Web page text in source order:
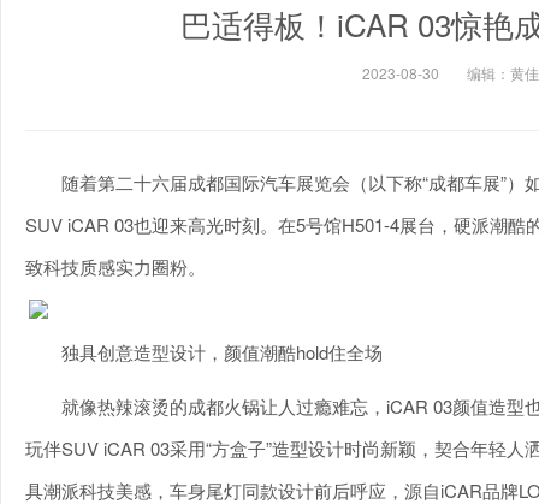
巴适得板！iCAR 03惊艳
2023-08-30 编辑：黄佳
随着第二十六届成都国际汽车展览会（以下称“成都车展”
SUV iCAR 03也迎来高光时刻。在5号馆H501-4展台，硬派潮
致科技质感实力圈粉。
独具创意造型设计，颜值潮酷hold住全场
就像热辣滚烫的成都火锅让人过瘾难忘，iCAR 03颜值造型
玩伴SUV iCAR 03采用“方盒子”造型设计时尚新颖，契合年轻
具潮派科技美感，车身尾灯同款设计前后呼应，源自iCAR品牌